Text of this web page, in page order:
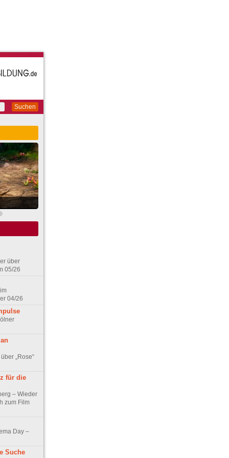
Suchen
über
05/26
04/26
„Rose“
für die
– Wieder
zum Film
Day –
Suche